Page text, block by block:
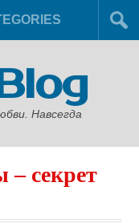
Навсегда
– секрет